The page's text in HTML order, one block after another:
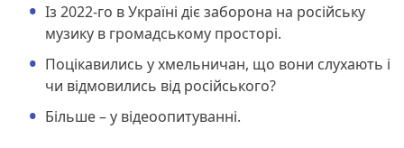
Із 2022-го в Україні діє заборона на російську
музику в громадському просторі.
Поцікавились у хмельничан, що вони слухають і
чи відмовились від російського?
Більше – у відеоопитуванні.